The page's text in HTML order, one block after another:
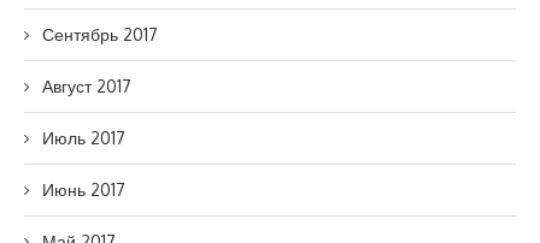
Сентябрь 2017
Август 2017
Июль 2017
Июнь 2017